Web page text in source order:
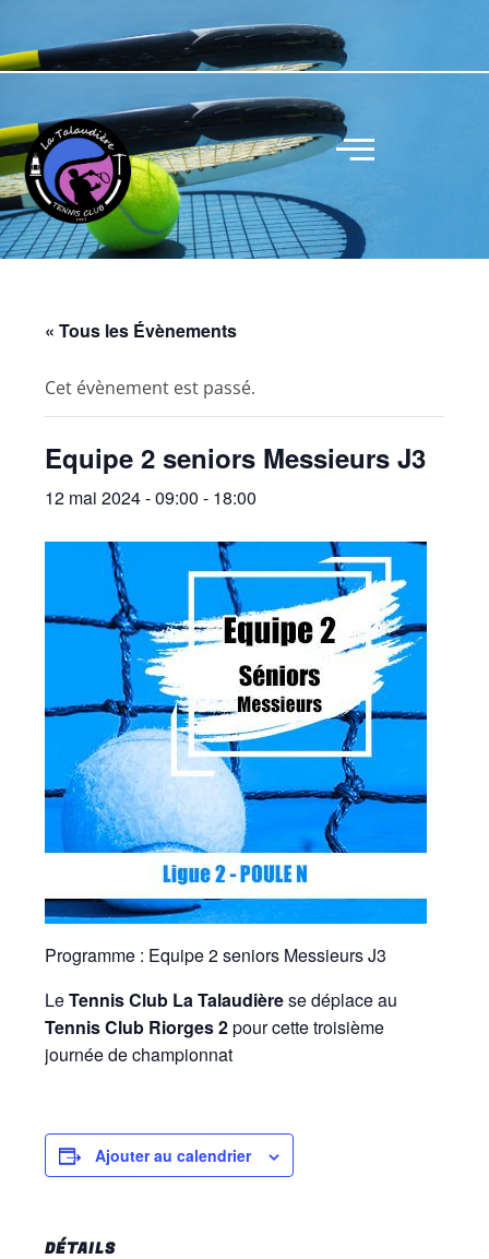
« Tous les Évènements
Cet évènement est passé.
Equipe 2 seniors Messieurs J3
12 mai 2024 - 09:00 - 18:00
Programme : Equipe 2 seniors Messieurs J3
LeTennis Club La Talaudièrese déplace au
Tennis Club Riorges 2pour cette troisième
journée de championnat
Ajouter au calendrier
DÉTAILS